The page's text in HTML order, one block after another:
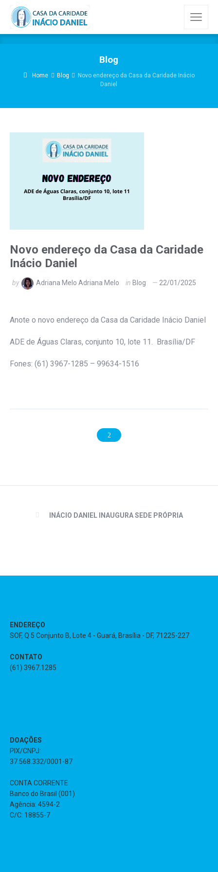
Blog
Home Blog
Novo endereço da Casa da Caridade Inácio
Daniel
Novo endereço da Casa da Caridade
Inácio Daniel
by Adriana Melo Adriana Melo in Blog 22/01/2025
Anote o novo endereço da Casa da Caridade Inácio Daniel
ADE de Águas Claras, conjunto 10, lote 11. Brasília/DF
Fones: (61) 3967-1285 – 99634-1516
INÁCIO DANIEL INAUGURA SEDE PRÓPRIA
ENDEREÇO
SOF, Q 5 Conjunto B, Lote 4 - Guará, Brasília - DF, 71225-227
CONTATO
(61) 3967.1285
DOAÇÕES
PIX/CNPJ:
37.568.332/0001-87
CONTA CORRENTE
Banco do Brasil (001)
Agência: 4594-2
C/C: 18855-7